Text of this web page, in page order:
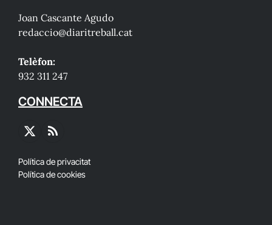
Joan Cascante Agudo
redaccio@diaritreball.cat
Telèfon:
932 311 247
CONNECTA
X
RSS
Política de privacitat
Política de cookies